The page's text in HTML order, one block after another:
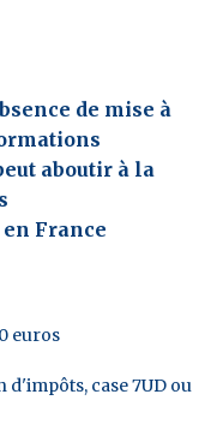
de mise à
aboutir à la
France
euros
case 7UD ou